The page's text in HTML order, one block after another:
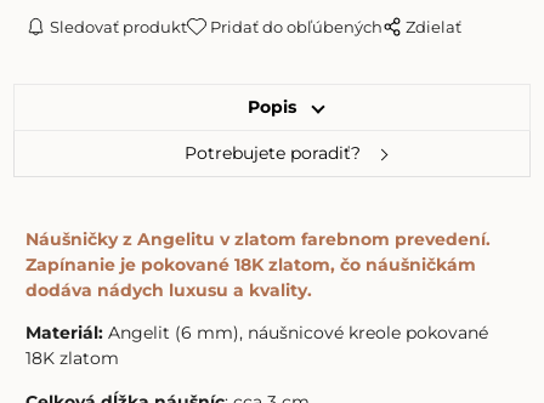
Sledovať produkt Pridať do obľúbených Zdielať
Popis
Potrebujete poradiť?
Náušničky z Angelitu v zlatom farebnom prevedení.
Zapínanie je pokované 18K zlatom, čo náušničkám
dodáva nádych luxusu a kvality.
Materiál: Angelit (6 mm), náušnicové kreole pokované
18K zlatom